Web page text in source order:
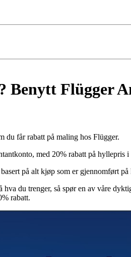
Benytt Flügger
du får rabatt på maling hos Flügger.
med 20% rabatt på
på alt kjøp som er gjennomført
du trenger, så spør en av våre
rabatt.